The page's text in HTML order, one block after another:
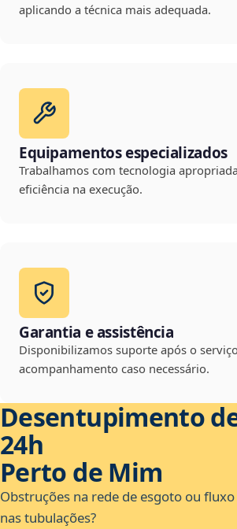
aplicando a técnica mais adequada.
Equipamentos especializados
Trabalhamos com tecnologia
eficiência na execução.
Garantia e assistência
Disponibilizamos suporte após o
acompanhamento caso necessário.
Desentupimento
24h
Perto de Mim
Obstruções na rede de esgoto ou
nas tubulações?